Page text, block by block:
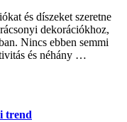
és díszeket szeretne
dekorációkhoz,
Nincs ebben semmi
és néhány …
trend